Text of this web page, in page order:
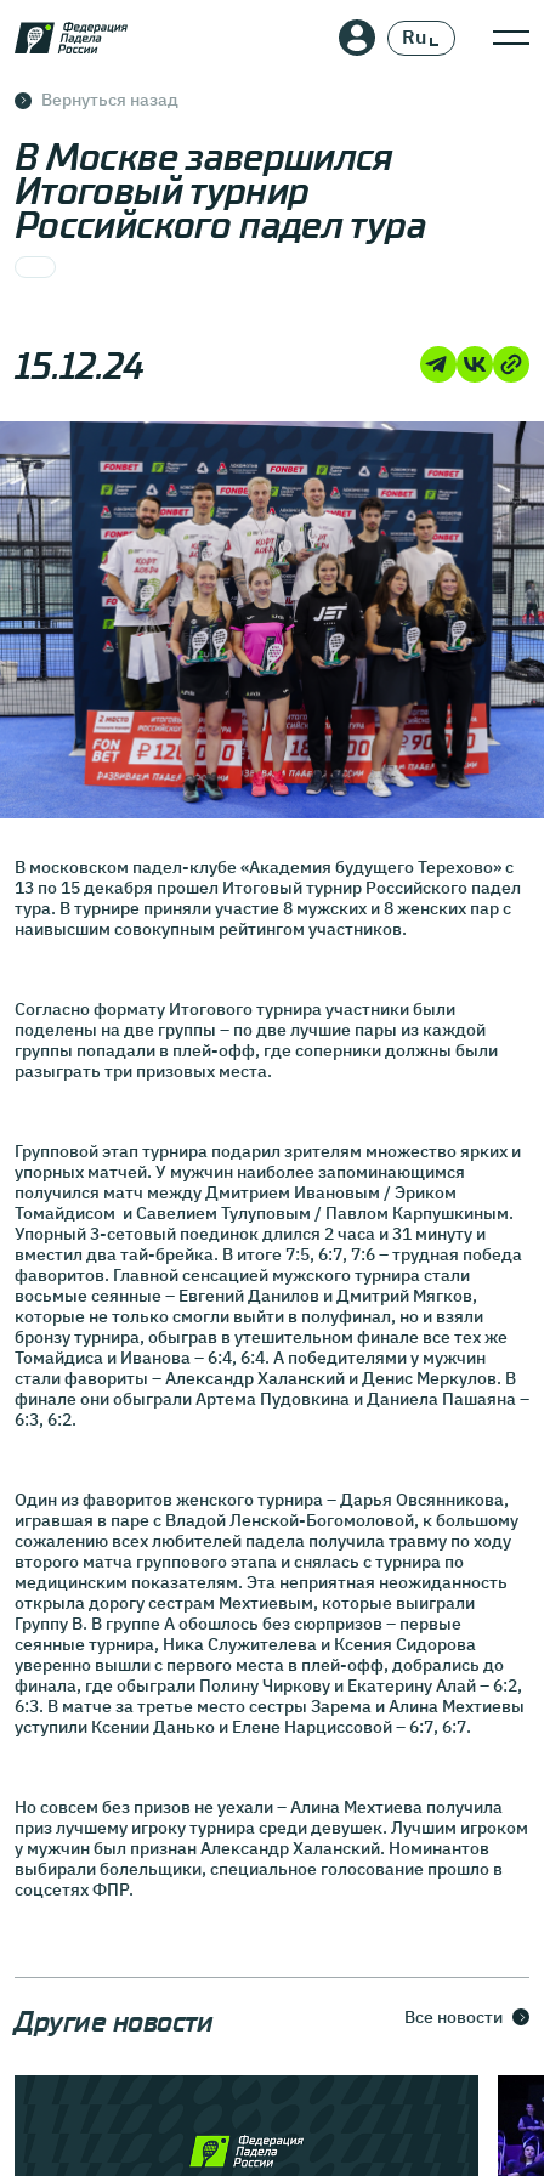
Ru
Вернуться назад
В Москве завершился
Итоговый турнир
Российского падел тура
15.12.24
В московском падел-клубе «Академия будущего Терехово» с
13 по 15 декабря прошел Итоговый турнир Российского падел
тура. В турнире приняли участие 8 мужских и 8 женских пар с
наивысшим совокупным рейтингом участников.
Согласно формату Итогового турнира участники были
поделены на две группы – по две лучшие пары из каждой
группы попадали в плей-офф, где соперники должны были
разыграть три призовых места.
Групповой этап турнира подарил зрителям множество ярких и
упорных матчей. У мужчин наиболее запоминающимся
получился матч между Дмитрием Ивановым / Эриком
Томайдисом и Савелием Тулуповым / Павлом Карпушкиным.
Упорный 3-сетовый поединок длился 2 часа и 31 минуту и
вместил два тай-брейка. В итоге 7:5, 6:7, 7:6 – трудная победа
фаворитов. Главной сенсацией мужского турнира стали
восьмые сеянные – Евгений Данилов и Дмитрий Мягков,
которые не только смогли выйти в полуфинал, но и взяли
бронзу турнира, обыграв в утешительном финале все тех же
Томайдиса и Иванова – 6:4, 6:4. А победителями у мужчин
стали фавориты – Александр Халанский и Денис Меркулов. В
финале они обыграли Артема Пудовкина и Даниела Пашаяна –
6:3, 6:2.
Один из фаворитов женского турнира – Дарья Овсянникова,
игравшая в паре с Владой Ленской-Богомоловой, к большому
сожалению всех любителей падела получила травму по ходу
второго матча группового этапа и снялась с турнира по
медицинским показателям. Эта неприятная неожиданность
открыла дорогу сестрам Мехтиевым, которые выиграли
Группу В. В группе А обошлось без сюрпризов – первые
сеянные турнира, Ника Служителева и Ксения Сидорова
уверенно вышли с первого места в плей-офф, добрались до
финала, где обыграли Полину Чиркову и Екатерину Алай – 6:2,
6:3. В матче за третье место сестры Зарема и Алина Мехтиевы
уступили Ксении Данько и Елене Нарциссовой – 6:7, 6:7.
Но совсем без призов не уехали – Алина Мехтиева получила
приз лучшему игроку турнира среди девушек. Лучшим игроком
у мужчин был признан Александр Халанский. Номинантов
выбирали болельщики, специальное голосование прошло в
соцсетях ФПР.
Другие новости Все новости